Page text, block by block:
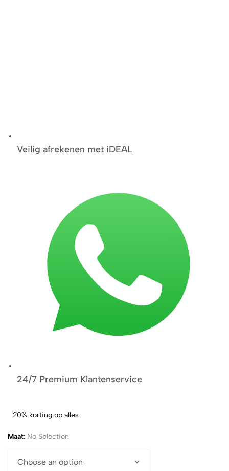
Veilig afrekenen met iDEAL
24/7 Premium Klantenservice
20% korting op alles
Maat: No Selection